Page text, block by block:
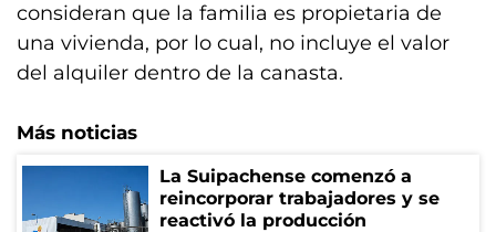
consideran que la familia es propietaria de
una vivienda, por lo cual, no incluye el valor
del alquiler dentro de la canasta.
Más noticias
La Suipachense comenzó a
reincorporar trabajadores y se
reactivó la producción